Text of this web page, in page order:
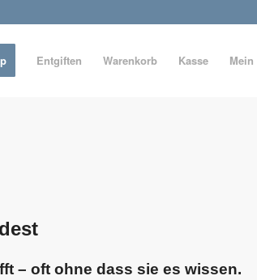
Entgiften Warenkorb Kasse
– oft ohne dass sie es wissen.